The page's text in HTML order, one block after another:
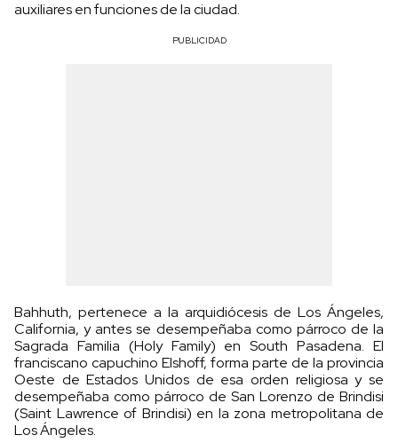
auxiliares en funciones de la ciudad.
PUBLICIDAD
Bahhuth, pertenece a la arquidiócesis de Los Ángeles,
California, y antes se desempeñaba como párroco de la
Sagrada Familia (Holy Family) en South Pasadena. El
franciscano capuchino Elshoff, forma parte de la provincia
Oeste de Estados Unidos de esa orden religiosa y se
desempeñaba como párroco de San Lorenzo de Brindisi
(Saint Lawrence of Brindisi) en la zona metropolitana de
Los Ángeles.